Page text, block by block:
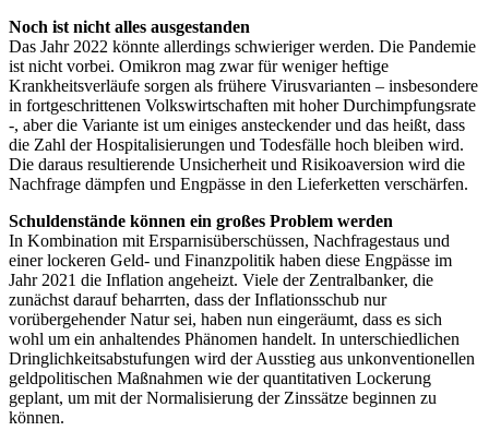
Noch ist nicht alles ausgestanden
Das Jahr 2022 könnte allerdings schwieriger werden. Die Pandemie
ist nicht vorbei. Omikron mag zwar für weniger heftige
Krankheitsverläufe sorgen als frühere Virusvarianten – insbesondere
in fortgeschrittenen Volkswirtschaften mit hoher Durchimpfungsrate
-, aber die Variante ist um einiges ansteckender und das heißt, dass
die Zahl der Hospitalisierungen und Todesfälle hoch bleiben wird.
Die daraus resultierende Unsicherheit und Risikoaversion wird die
Nachfrage dämpfen und Engpässe in den Lieferketten verschärfen.
Schuldenstände können ein großes Problem werden
In Kombination mit Ersparnisüberschüssen, Nachfragestaus und
einer lockeren Geld- und Finanzpolitik haben diese Engpässe im
Jahr 2021 die Inflation angeheizt. Viele der Zentralbanker, die
zunächst darauf beharrten, dass der Inflationsschub nur
vorübergehender Natur sei, haben nun eingeräumt, dass es sich
wohl um ein anhaltendes Phänomen handelt. In unterschiedlichen
Dringlichkeitsabstufungen wird der Ausstieg aus unkonventionellen
geldpolitischen Maßnahmen wie der quantitativen Lockerung
geplant, um mit der Normalisierung der Zinssätze beginnen zu
können.